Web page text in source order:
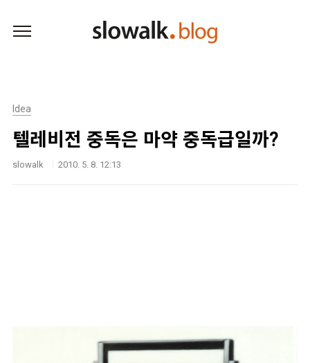
Idea
텔레비전 중독은 마약 중독급일까?
slowalk 2010. 5. 8. 12:13